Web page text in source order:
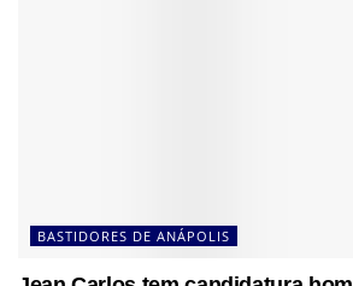
BASTIDORES DE ANÁPOLIS